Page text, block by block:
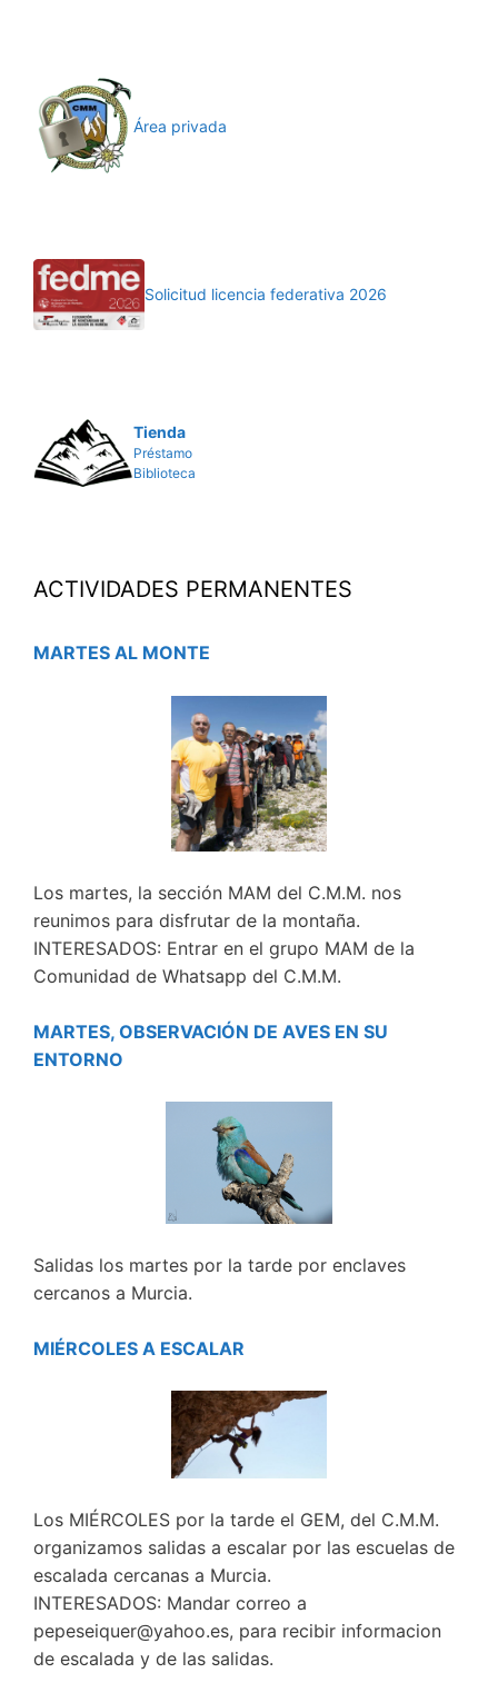
Área privada
Solicitud licencia federativa 2026
Tienda
Préstamo
Biblioteca
ACTIVIDADES PERMANENTES
MARTES AL MONTE
Los martes, la sección MAM del C.M.M. nos
reunimos para disfrutar de la montaña.
INTERESADOS: Entrar en el grupo MAM de la
Comunidad de Whatsapp del C.M.M.
MARTES, OBSERVACIÓN DE AVES EN SU
ENTORNO
Salidas los martes por la tarde por enclaves
cercanos a Murcia.
MIÉRCOLES A ESCALAR
Los MIÉRCOLES por la tarde el GEM, del C.M.M.
organizamos salidas a escalar por las escuelas de
escalada cercanas a Murcia.
INTERESADOS: Mandar correo a
pepeseiquer@yahoo.es, para recibir informacion
de escalada y de las salidas.